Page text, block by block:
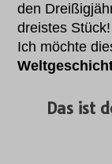
den
dreistes Stück!
Ich möchte
Das ist